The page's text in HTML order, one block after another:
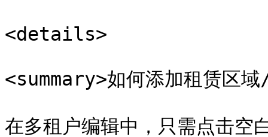
<details>
<summary>如何添加租赁区
在多租户编辑中，只需点击空